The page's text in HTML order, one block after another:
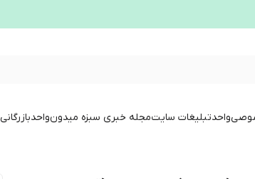
واحدتبلیغات سایتمجله خبری سبزه میدونواحدبازرگانی